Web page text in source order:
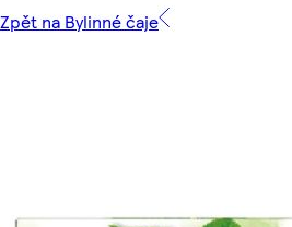
Zpět na Bylinné čaje